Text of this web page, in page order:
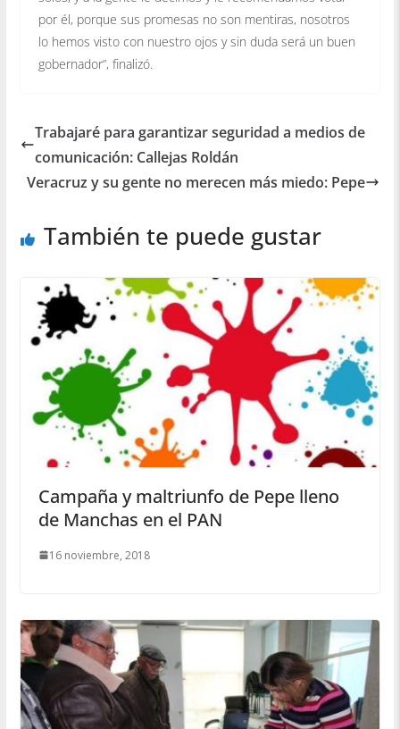
por él, porque sus promesas no son mentiras, nosotros
lo hemos visto con nuestro ojos y sin duda será un buen
gobernador”, finalizó.
Trabajaré para garantizar seguridad a medios de
comunicación: Callejas Roldán
Veracruz y su gente no merecen más miedo: Pepe
También te puede gustar
Campaña y maltriunfo de Pepe lleno
de Manchas en el PAN
16 noviembre, 2018